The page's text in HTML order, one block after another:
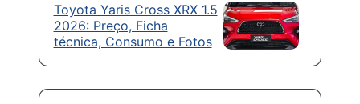
Toyota Yaris Cross XRX 1.5
2026: Preço, Ficha
técnica, Consumo e Fotos